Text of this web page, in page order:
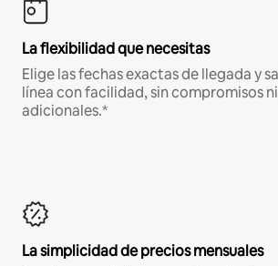
La flexibilidad que necesitas
Elige las fechas exactas de llegada y
línea con facilidad, sin compromisos
adicionales.*
La simplicidad de precios mensuales